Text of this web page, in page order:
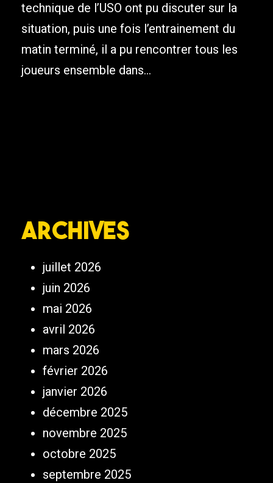
technique de l’USO ont pu discuter sur la
situation, puis une fois l’entrainement du
matin terminé, il a pu rencontrer tous les
joueurs ensemble dans...
Archives
juillet 2026
juin 2026
mai 2026
avril 2026
mars 2026
février 2026
janvier 2026
décembre 2025
novembre 2025
octobre 2025
septembre 2025